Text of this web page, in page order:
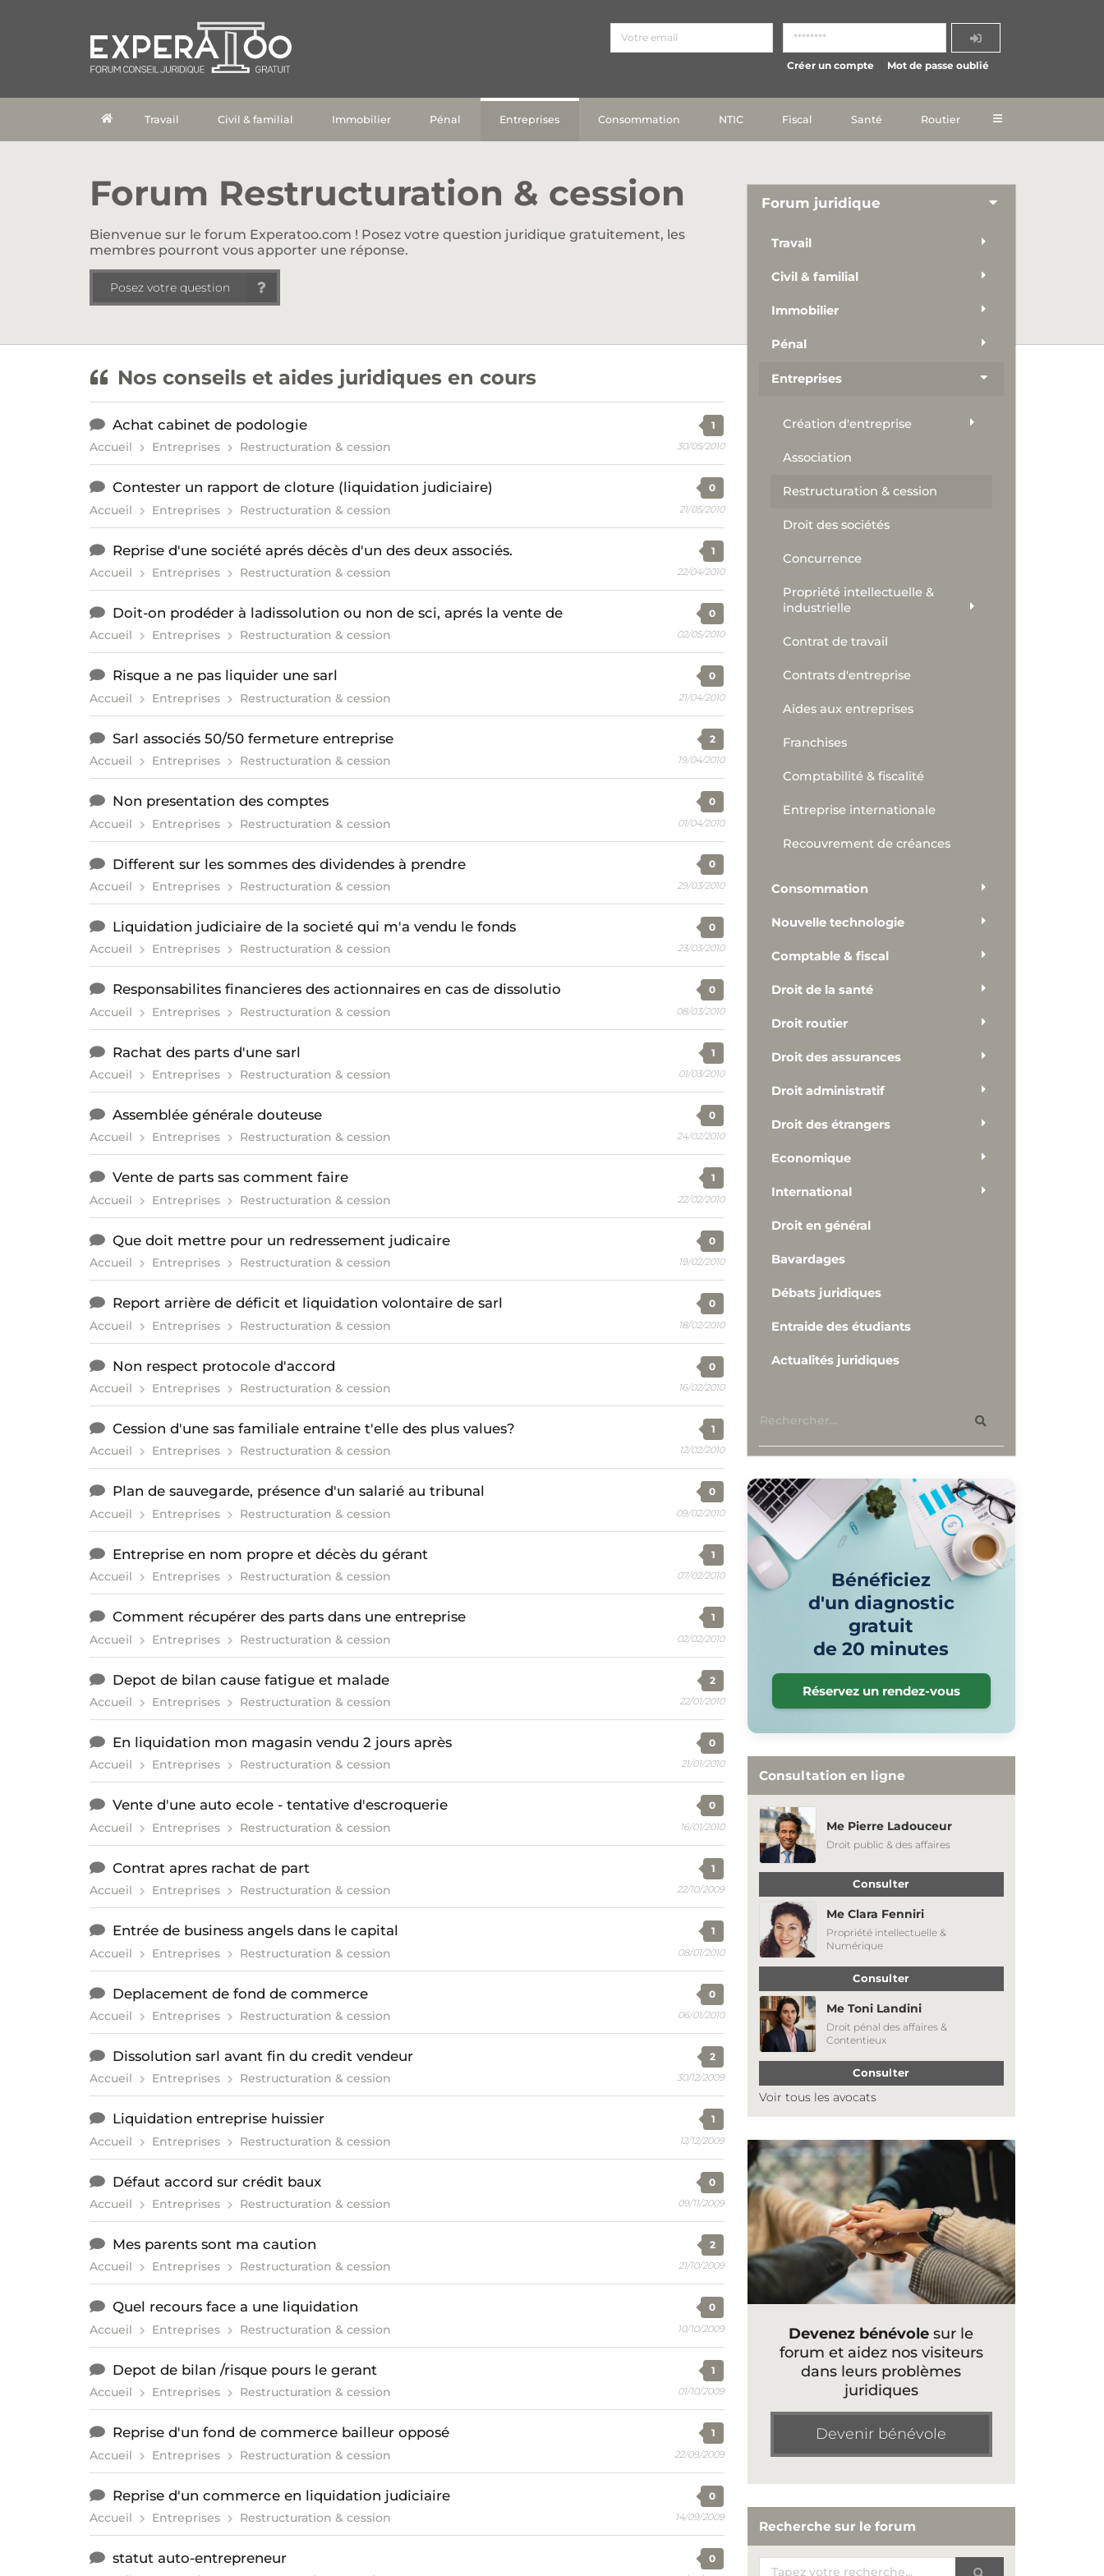
Créer un compte Mot de passe oublié
Travail Civil & familial Immobilier Pénal Entreprises Consommation NTIC Fiscal Santé Routier
Forum Restructuration & cession
Bienvenue sur le forum Experatoo.com ! Posez votre question juridique gratuitement, les
membres pourront vous apporter une réponse.
Posez votre question
Nos conseils et aides juridiques en cours
Achat cabinet de podologie
Accueil Entreprises Restructuration & cession
1
30/05/2010
Contester un rapport de cloture (liquidation judiciaire)
Accueil Entreprises Restructuration & cession
0
21/05/2010
Reprise d'une société aprés décès d'un des deux associés.
Accueil Entreprises Restructuration & cession
1
22/04/2010
Doit-on prodéder à ladissolution ou non de sci, aprés la vente de
Accueil Entreprises Restructuration & cession
0
02/05/2010
Risque a ne pas liquider une sarl
Accueil Entreprises Restructuration & cession
0
21/04/2010
Sarl associés 50/50 fermeture entreprise
Accueil Entreprises Restructuration & cession
2
19/04/2010
Non presentation des comptes
Accueil Entreprises Restructuration & cession
0
01/04/2010
Different sur les sommes des dividendes à prendre
Accueil Entreprises Restructuration & cession
0
29/03/2010
Liquidation judiciaire de la societé qui m'a vendu le fonds
Accueil Entreprises Restructuration & cession
0
23/03/2010
Responsabilites financieres des actionnaires en cas de dissolutio
Accueil Entreprises Restructuration & cession
0
08/03/2010
Rachat des parts d'une sarl
Accueil Entreprises Restructuration & cession
1
01/03/2010
Assemblée générale douteuse
Accueil Entreprises Restructuration & cession
0
24/02/2010
Vente de parts sas comment faire
Accueil Entreprises Restructuration & cession
1
22/02/2010
Que doit mettre pour un redressement judicaire
Accueil Entreprises Restructuration & cession
0
19/02/2010
Report arrière de déficit et liquidation volontaire de sarl
Accueil Entreprises Restructuration & cession
0
18/02/2010
Non respect protocole d'accord
Accueil Entreprises Restructuration & cession
0
16/02/2010
Cession d'une sas familiale entraine t'elle des plus values?
Accueil Entreprises Restructuration & cession
1
12/02/2010
Plan de sauvegarde, présence d'un salarié au tribunal
Accueil Entreprises Restructuration & cession
0
09/02/2010
Entreprise en nom propre et décès du gérant
Accueil Entreprises Restructuration & cession
1
07/02/2010
Comment récupérer des parts dans une entreprise
Accueil Entreprises Restructuration & cession
1
02/02/2010
Depot de bilan cause fatigue et malade
Accueil Entreprises Restructuration & cession
2
22/01/2010
En liquidation mon magasin vendu 2 jours après
Accueil Entreprises Restructuration & cession
0
21/01/2010
Vente d'une auto ecole - tentative d'escroquerie
Accueil Entreprises Restructuration & cession
0
16/01/2010
Contrat apres rachat de part
Accueil Entreprises Restructuration & cession
1
22/10/2009
Entrée de business angels dans le capital
Accueil Entreprises Restructuration & cession
1
08/01/2010
Deplacement de fond de commerce
Accueil Entreprises Restructuration & cession
0
06/01/2010
Dissolution sarl avant fin du credit vendeur
Accueil Entreprises Restructuration & cession
2
30/12/2009
Liquidation entreprise huissier
Accueil Entreprises Restructuration & cession
1
12/12/2009
Défaut accord sur crédit baux
Accueil Entreprises Restructuration & cession
0
09/11/2009
Mes parents sont ma caution
Accueil Entreprises Restructuration & cession
2
21/10/2009
Quel recours face a une liquidation
Accueil Entreprises Restructuration & cession
0
10/10/2009
Depot de bilan /risque pours le gerant
Accueil Entreprises Restructuration & cession
1
01/10/2009
Reprise d'un fond de commerce bailleur opposé
Accueil Entreprises Restructuration & cession
1
22/09/2009
Reprise d'un commerce en liquidation judiciaire
Accueil Entreprises Restructuration & cession
0
14/09/2009
statut auto-entrepreneur 0
Forum juridique
Travail
Civil & familial
Immobilier
Pénal
Entreprises
Création d'entreprise
Association
Restructuration & cession
Droit des sociétés
Concurrence
Propriété intellectuelle &
industrielle
Contrat de travail
Contrats d'entreprise
Aides aux entreprises
Franchises
Comptabilité & fiscalité
Entreprise internationale
Recouvrement de créances
Consommation
Nouvelle technologie
Comptable & fiscal
Droit de la santé
Droit routier
Droit des assurances
Droit administratif
Droit des étrangers
Economique
International
Droit en général
Bavardages
Débats juridiques
Entraide des étudiants
Actualités juridiques
Bénéficiez
d'un diagnostic
gratuit
de 20 minutes
Réservez un rendez-vous
Consultation en ligne
Me Pierre Ladouceur
Droit public & des affaires
Consulter
Me Clara Fenniri
Propriété intellectuelle &
Numérique
Consulter
Me Toni Landini
Droit pénal des affaires &
Contentieux
Consulter
Voir tous les avocats
Devenez bénévole sur le
forum et aidez nos visiteurs
dans leurs problèmes
juridiques
Devenir bénévole
Recherche sur le forum